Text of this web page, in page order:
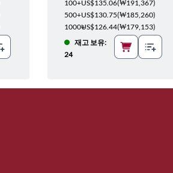
100+US$135.06(₩191,367)
500+US$130.75(₩185,260)
1000+US$126.44(₩179,153)
재고 보유:
24